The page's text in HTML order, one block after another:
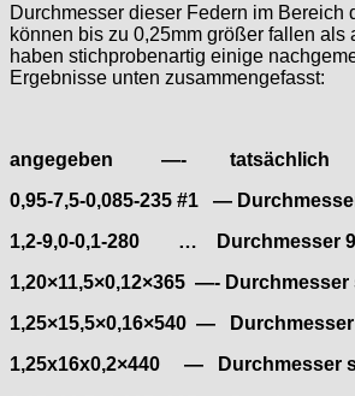
Junghans
Kasper
KF Grana
Lanco
Lorsa
MST Roamer
ORC
Osco
Peseux
Durchmesser dieser Federn im Bereich
können bis zu 0,25mm größer fallen als
haben stichprobenartig einige
Ergebnisse unten zusammengefasst:
angegeben —- tatsächlich
0,95-7,5-0,085-235 #1 —
1,2-9,0-0,1-280 … Durchmesser
1,20×11,5×0,12×365 —- Durchmesser
1,25×15,5×0,16×540 —
1,25x16x0,2×440 — Durchmesser